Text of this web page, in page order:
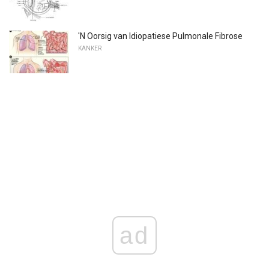
'N Oorsig van Idiopatiese Pulmonale Fibrose
KANKER
ad